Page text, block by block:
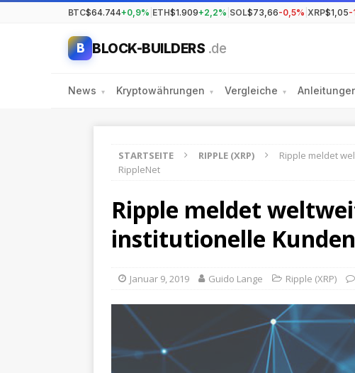
BTC$64.744+0,9% ETH$1.909+2,2% SOL$73,66-0,5% XRP$1,05-
B BLOCK-BUILDERS .de
News ▾ Kryptowährungen ▾ Vergleiche ▾
STARTSEITE RIPPLE (XRP)
Ripple meldet
RippleNet
Ripple meldet
institutionelle
Januar 9, 2019 Guido Lange Ripple (XRP)